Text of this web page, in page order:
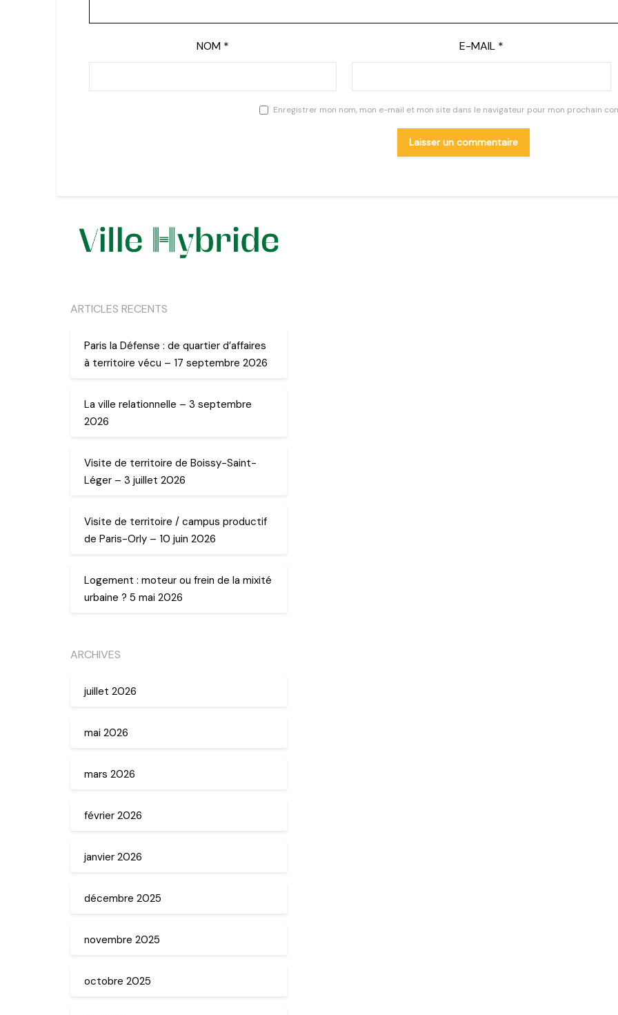
NOM * E-MAIL *
Enregistrer mon nom, mon e-mail et mon site dans le navigateur pour mon prochain
ARTICLES RECENTS
Paris la Défense : de quartier d’affaires
à territoire vécu – 17 septembre 2026
La ville relationnelle – 3 septembre
2026
Visite de territoire de Boissy-Saint-
Léger – 3 juillet 2026
Visite de territoire / campus productif
de Paris-Orly – 10 juin 2026
Logement : moteur ou frein de la mixité
urbaine ? 5 mai 2026
ARCHIVES
juillet 2026
mai 2026
mars 2026
février 2026
janvier 2026
décembre 2025
novembre 2025
octobre 2025